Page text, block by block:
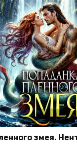
змея.